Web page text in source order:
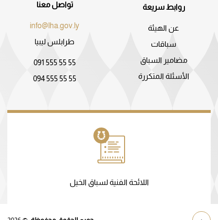
روابط سريعة
عن الهيئة
سباقات
مضامير السباق
الأسئلة المتكررة
تواصل معنا
info@lha.gov.ly
طرابلس ليبيا
091 555 55 55
094 555 55 55
اللائحة الفنية لسباق الخيل